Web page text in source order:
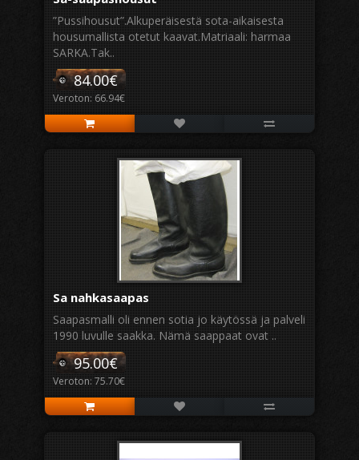
”Pussihousut”.Alkuperäisestä sota-aikaisesta
housumallista otetut kaavat.Matriaali: harmaa
SARKA.Tak..
84.00€
Veroton: 66.94€
Sa nahkasaapas
Saapasmalli oli ennen sotia jo käytössä ja palveli
1990 luvulle saakka. Nämä saappaat ovat ..
95.00€
Veroton: 75.70€